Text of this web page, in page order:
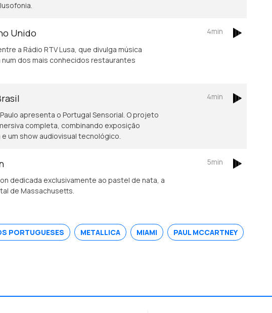
Unido
a Rádio RTV Lusa, que divulga música
dos mais conhecidos restaurantes
4min
apresenta o Portugal Sensorial. O projeto
completa, combinando exposição
um show audiovisual tecnológico.
4min
dedicada exclusivamente ao pastel de nata, a
de Massachusetts.
5min
PORTUGUESES METALLICA MIAMI PAUL MCCARTNEY